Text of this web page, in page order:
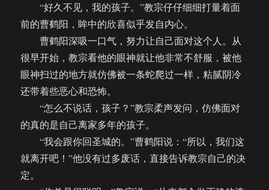
“好久不见，我的孩子。”教宗仔仔细细打量着面
前的曹鹤阳，眸中的欣喜似乎发自内心。
曹鹤阳深吸一口气，努力让自己面对这个人。从
很早开始，教宗看他的眼神就让他非常不舒服，被他
眼神扫过的地方就仿佛被一条蛇爬过一样，粘腻阴冷
还带着些恶心和恐怖。
“怎么不说话，孩子？”教宗柔声发问，仿佛面对
的真的是自己离家多年的孩子。
“我会跟你回圣城的。”曹鹤阳说：“所以，我们这
就离开吧！”他没有过多废话，直接告诉教宗自己的决
定。